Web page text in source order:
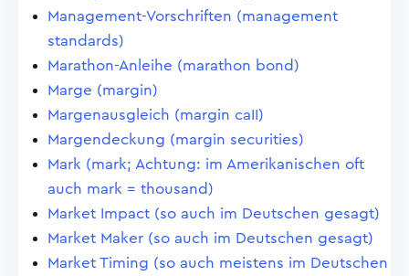
Management-Vorschriften (management
standards)
Marathon-Anleihe (marathon bond)
Marge (margin)
Margenausgleich (margin caII)
Margendeckung (margin securities)
Mark (mark; Achtung: im Amerikanischen oft
auch mark = thousand)
Market Impact (so auch im Deutschen gesagt)
Market Maker (so auch im Deutschen gesagt)
Market Timing (so auch meistens im Deutschen